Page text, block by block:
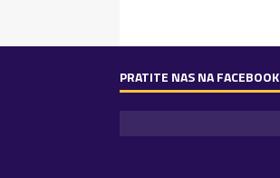
PRATITE NAS NA FACEBOOK